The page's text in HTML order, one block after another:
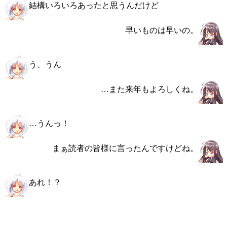
結構いろいろあったと思うんだけど
早いものは早いの。
う、うん
…また来年もよろしくね。
…うんっ！
まぁ読者の皆様に言ったんですけどね。
あれ！？